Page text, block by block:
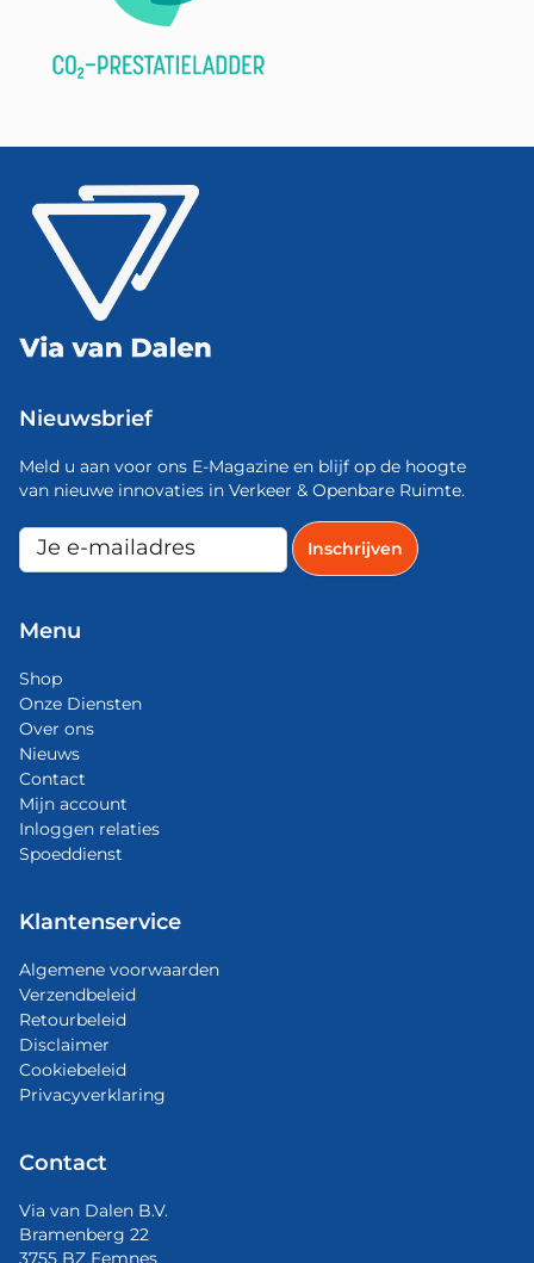
Nieuwsbrief
Meld u aan voor ons E-Magazine en blijf op de hoogte
van nieuwe innovaties in Verkeer & Openbare Ruimte.
Menu
Shop
Onze Diensten
Over ons
Nieuws
Contact
Mijn account
Inloggen relaties
Spoeddienst
Klantenservice
Algemene voorwaarden
Verzendbeleid
Retourbeleid
Disclaimer
Cookiebeleid
Privacyverklaring
Contact
Via van Dalen B.V.
Bramenberg 22
3755 BZ Eemnes